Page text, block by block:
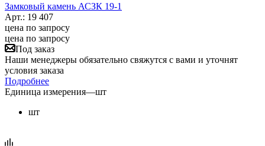
Замковый камень АСЗК 19-1
Арт.: 19 407
цена по запросу
цена по запросу
Под заказ
Наши менеджеры обязательно свяжутся с вами и уточнят
условия заказа
Подробнее
Единица измерения—шт
шт